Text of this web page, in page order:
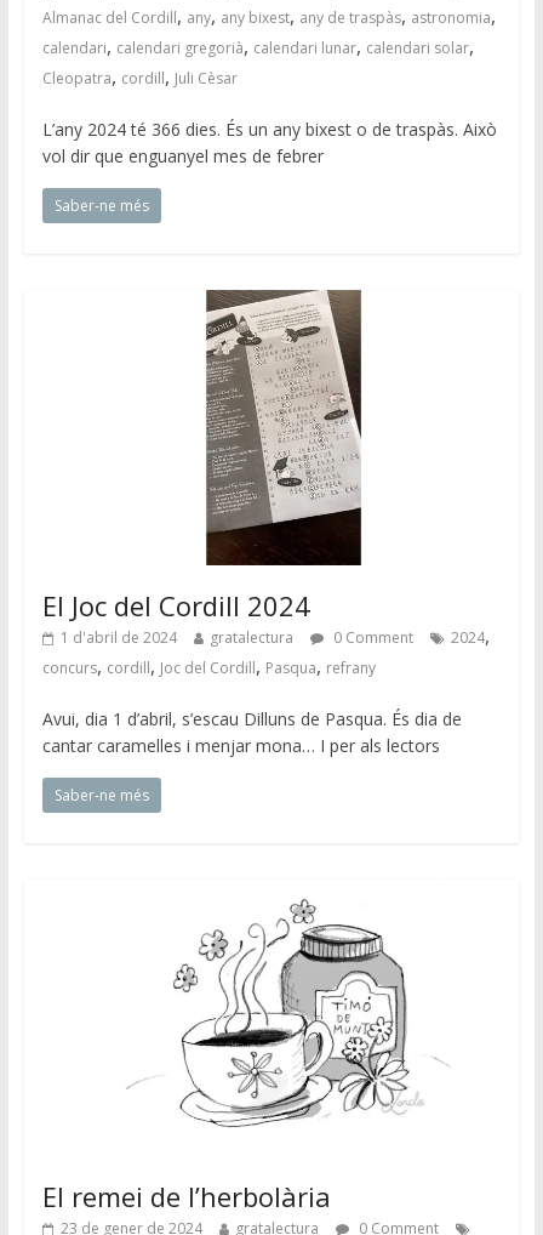
Almanac del Cordill, any, any bixest, any de traspàs, astronomia,
calendari, calendari gregorià, calendari lunar, calendari solar,
Cleopatra, cordill, Juli Cèsar
L’any 2024 té 366 dies. És un any bixest o de traspàs. Això
vol dir que enguanyel mes de febrer
Saber-ne més
El Joc del Cordill 2024
1 d'abril de 2024 gratalectura 0 Comment 2024,
concurs, cordill, Joc del Cordill, Pasqua, refrany
Avui, dia 1 d’abril, s’escau Dilluns de Pasqua. És dia de
cantar caramelles i menjar mona… I per als lectors
Saber-ne més
El remei de l’herbolària
23 de gener de 2024 gratalectura 0 Comment